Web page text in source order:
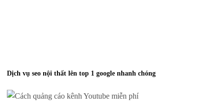
Dịch vụ seo nội thất lên top 1 google nhanh chóng